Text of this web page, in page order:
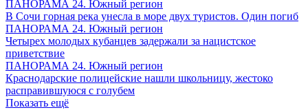
ПАНОРАМА 24. Южный регион
В Сочи горная река унесла в море двух туристов. Один погиб
ПАНОРАМА 24. Южный регион
Четырех молодых кубанцев задержали за нацистское
приветствие
ПАНОРАМА 24. Южный регион
Краснодарские полицейские нашли школьницу, жестоко
расправившуюся с голубем
Показать ещё